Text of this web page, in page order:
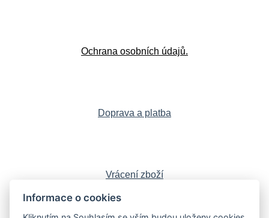
Ochrana osobních údajů.
Doprava a platba
Vrácení zboží
Informace o cookies